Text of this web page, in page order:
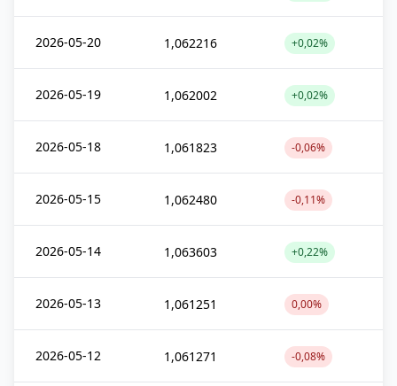
2026-05-20 1,062216 +0,02%
2026-05-19 1,062002 +0,02%
2026-05-18 1,061823 -0,06%
2026-05-15 1,062480 -0,11%
2026-05-14 1,063603 +0,22%
2026-05-13 1,061251 0,00%
2026-05-12 1,061271 -0,08%